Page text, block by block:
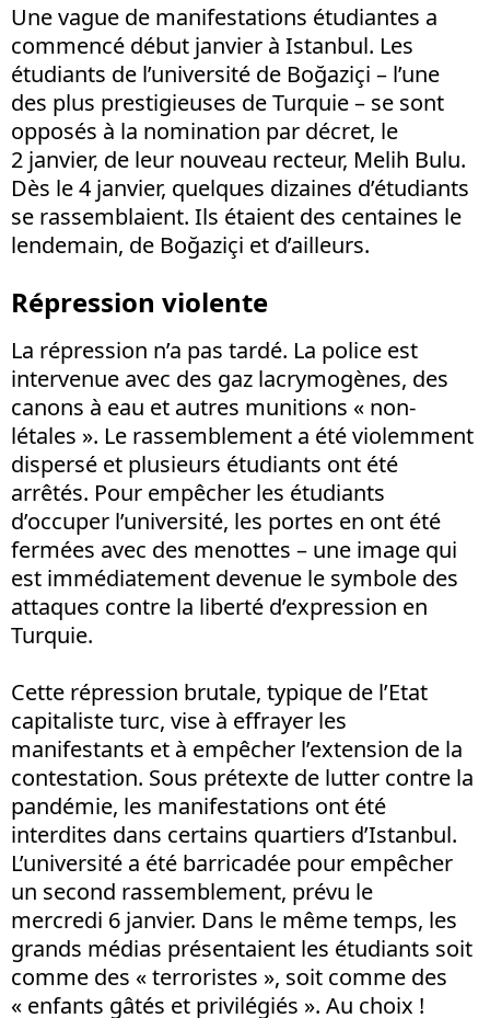
Une vague de manifestations étudiantes a
commencé début janvier à Istanbul. Les
étudiants de l’université de Boğaziçi – l’une
des plus prestigieuses de Turquie – se sont
opposés à la nomination par décret, le
2 janvier, de leur nouveau recteur, Melih Bulu.
Dès le 4 janvier, quelques dizaines d’étudiants
se rassemblaient. Ils étaient des centaines le
lendemain, de Boğaziçi et d’ailleurs.
Répression violente
La répression n’a pas tardé. La police est
intervenue avec des gaz lacrymogènes, des
canons à eau et autres munitions « non-
létales ». Le rassemblement a été violemment
dispersé et plusieurs étudiants ont été
arrêtés. Pour empêcher les étudiants
d’occuper l’université, les portes en ont été
fermées avec des menottes – une image qui
est immédiatement devenue le symbole des
attaques contre la liberté d’expression en
Turquie.
Cette répression brutale, typique de l’Etat
capitaliste turc, vise à effrayer les
manifestants et à empêcher l’extension de la
contestation. Sous prétexte de lutter contre la
pandémie, les manifestations ont été
interdites dans certains quartiers d’Istanbul.
L’université a été barricadée pour empêcher
un second rassemblement, prévu le
mercredi 6 janvier. Dans le même temps, les
grands médias présentaient les étudiants soit
comme des « terroristes », soit comme des
« enfants gâtés et privilégiés ». Au choix !